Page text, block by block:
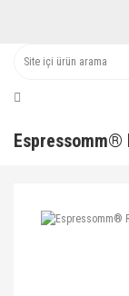
Espressomm®